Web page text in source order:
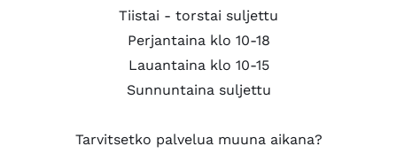
Tiistai - torstai suljettu
Perjantaina klo 10-18
Lauantaina klo 10-15
Sunnuntaina suljettu
Tarvitsetko palvelua muuna aikana?